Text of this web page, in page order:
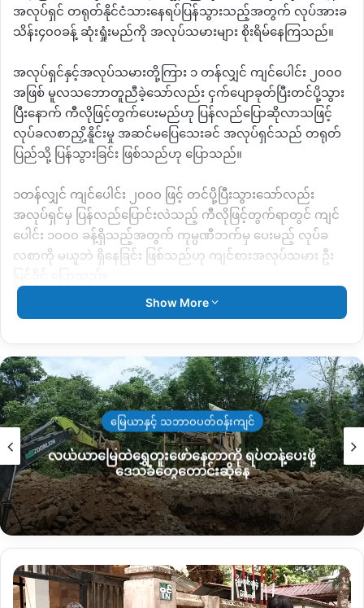
အလုပ်ရှင် တရုတ်နိုင်ငံသားနေရပ်ပြန်သွားသည့်အတွက် လုပ်အားခ
သိန်း၄၀၀ခန့် ဆုံးရှုံးမည်ကို အလုပ်သမားများ စိုးရိမ်နေကြသည်။
အလုပ်ရှင်နှင့်အလုပ်သမားတို့ကြား ၁ တန်လျှင် ကျင်ပေါင်း ၂၀၀၀
အဖြစ် မူလသဘောတူညီခဲ့သော်လည်း ငှက်ပျောခုတ်ပြီးတင်ပို့သွား
ပြီးနောက် ကီလိုဖြင့်တွက်ပေးမည်ဟု ပြန်လည်ပြောဆိုလာသဖြင့်
လုပ်ခလစာညှိ့နိူင်းမှု အဆင်မပြေသေးခင် အလုပ်ရှင်သည် တရုတ်
ပြည်သို့ ပြန်သွားခြင်း ဖြစ်သည်ဟု ပြောသည်။
၁တန်လျှင် ကျင်ပေါင်း ၂၀၀၀ ဖြင့် တင်ပို့ပြီးသွားသော်လည်း
အလုပ်ရှင်မှ ပြန်လည်ပြောင်းလဲသည့် ကီလိုဖြင့်တွက်ရာတွင် ကျင်
ပေါင်း ၁၀၀၀ ခန့်ရှိသည့်အတွက် ကုမ္ပဏီဘက်မှ ပေးမည့် လုပ်ခ
လစာကို မယူဘဲ ရှိနေခြင်း ဖြစ်သည်ဟု ကျင်စားအလုပ်သမား ဦး
“ကျနော်တို့ကို ရိုးသားခြင်းမဟုတ်ဘဲနဲ့ ကျနော်တို့ရဲ့ငှက်ပျောပင်ကို
လာလုပ်တာပါ။ အရင်နှစ်ကလည်း ကံပိုက်တီတံတားကျိုးသွားတဲ့
တွက် တရုတ်ကငှက်ပျောမခုတ်ရဘူးဆိုပြီးတော့ လုပ်ထားတဲ့
လုပ်အားခ ကြိုထုတ်ထားတာတွေရှိသလို သူတို့ဘက်က ပြန်ပေးရမှာ
ရှိပေမယ့် ကျနော်တို့မှာ သိန်း၂၀လောက်သူတို့ဆီမှာ အကြွေးတင်
သွားပါတယ်။ ဒီနှစ်ကတော့အဆင်ပြေနိုင်ပါတယ် ဆိုပြီး ပြန်လုပ်တာ
ဖြစ်တယ်။ ငှက်ပျော စခုတ်တုန်းကတော့ တစ်တန်မှာ ကျင်၂၀၀၀နဲ့
ပေးမယ်ဆိုပြီး ခုငှက်ပျောလည်းခုတ်ပြီးရော အဲလိုမပြောပါဘူးဆို
တော့ ကျနော်တို့မှာ ဘယ်လိုမှလက်မခံနိူင်ဘူး။ ခုတရုတ်ကလည်း
ပြန်သွားတော့ ကျနော်တို့မှာ ဘယ်လိုလုပ်ရမလဲမသိ။ ကုမ္ပဏီကို
သွားမေးတော့ ကုမ္မဏီက သူတို့နေထိုင်ခွင့်ကုန်သွားလို့ပြန်တာပါလို့
မှာလားဆိုပြီး ခြိမ်းခြောက်သလိုပြောပါတယ်။” ဟု ကျင်စား
အလုပ်သမားလုပ်ကိုင်သူ ကိုမြင့်ထွေးက ပြောသည်။
Show More
မြေယာနှင့် သဘာဝပတ်ဝန်းကျင်
လယ်ယာမြေထဲရွှေတူးဖော်နေတာကို ရပ်တန့်ပေးဖို့
ဒေသခံတွေတောင်းဆိုနေ
Covid-
19